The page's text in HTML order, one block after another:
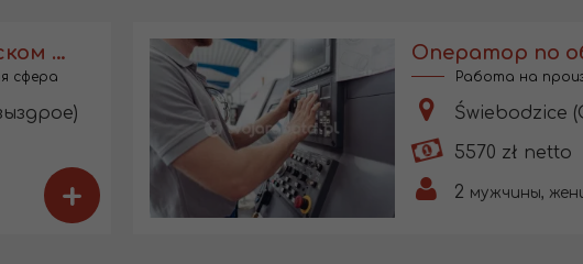
Горничная в приморском отеле
сфера
+
Работа на
Świebodzice
5570 zł netto
2 мужчины,